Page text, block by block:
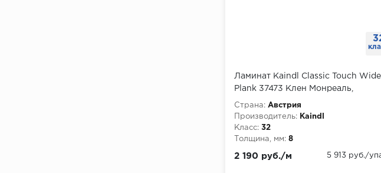
Ламинат Kaindl Classic Touch Wide
Plank 37473 Клен Монреаль,
упаковка 2.7 м
Страна: Австрия
Производитель:
Kaindl
Класс: 32
Толщина, мм: 8
2 190 руб./м 5 913 руб./